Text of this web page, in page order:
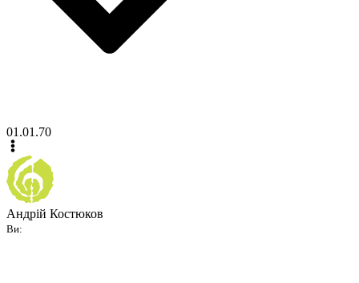
01.01.70
Андрій Костюков
Ви: